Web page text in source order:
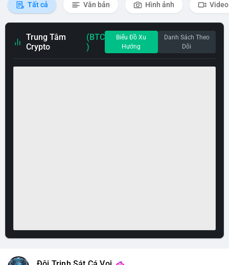
Tất cả Văn bản Hình ảnh Video
Trung Tâm
Crypto
(BTC
)
Biểu Đồ Xu
Hướng
Danh Sách Theo
Dõi